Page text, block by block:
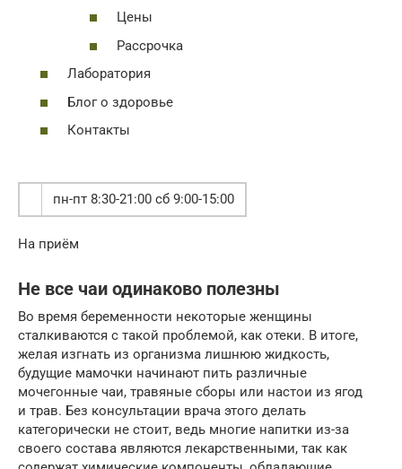
Цены
Рассрочка
Лаборатория
Блог о здоровье
Контакты
пн-пт 8:30-21:00 сб 9:00-15:00
На приём
Не все чаи одинаково полезны
Во время беременности некоторые женщины
сталкиваются с такой проблемой, как отеки. В итоге,
желая изгнать из организма лишнюю жидкость,
будущие мамочки начинают пить различные
мочегонные чаи, травяные сборы или настои из ягод
и трав. Без консультации врача этого делать
категорически не стоит, ведь многие напитки из-за
своего состава являются лекарственными, так как